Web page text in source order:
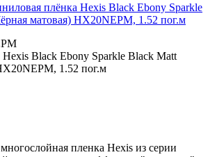
Black Ebony Sparkle Black Matt
1.52 пог.м
пленка Hexis из серии